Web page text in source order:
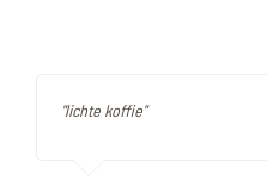
"lichte koffie"